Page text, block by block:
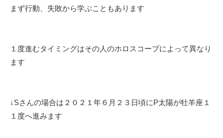
まず行動、失敗から学ぶこともあります
１度進むタイミングはその人のホロスコープによって異なり
ます
↓Sさんの場合は２０２１年６月２３日頃にP太陽が牡羊座１
１度へ進みます